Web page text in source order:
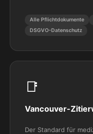
Alle Pflichtdokumente
DSGVO-Datenschutz
📑
Vancouver-
Der Standard für